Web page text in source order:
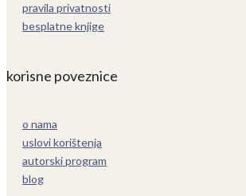
pravila privatnosti
besplatne knjige
korisne poveznice
o nama
uslovi korištenja
autorski program
blog